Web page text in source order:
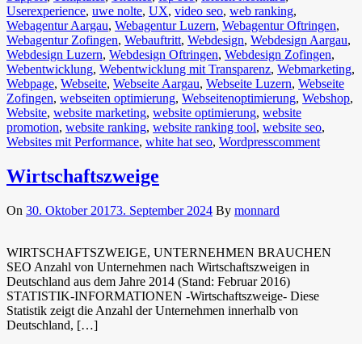
Userexperience, uwe nolte, UX, video seo, web ranking,
Webagentur Aargau, Webagentur Luzern, Webagentur Oftringen,
Webagentur Zofingen, Webauftritt, Webdesign, Webdesign Aargau,
Webdesign Luzern, Webdesign Oftringen, Webdesign Zofingen,
Webentwicklung, Webentwicklung mit Transparenz, Webmarketing,
Webpage, Webseite, Webseite Aargau, Webseite Luzern, Webseite
Zofingen, webseiten optimierung, Webseitenoptimierung, Webshop,
Website, website marketing, website optimierung, website
promotion, website ranking, website ranking tool, website seo,
Websites mit Performance, white hat seo, Wordpresscomment
Wirtschaftszweige
On 30. Oktober 20173. September 2024 By monnard
WIRTSCHAFTSZWEIGE, UNTERNEHMEN BRAUCHEN
SEO Anzahl von Unternehmen nach Wirtschaftszweigen in
Deutschland aus dem Jahre 2014 (Stand: Februar 2016)
STATISTIK-INFORMATIONEN -Wirtschaftszweige- Diese
Statistik zeigt die Anzahl der Unternehmen innerhalb von
Deutschland, […]